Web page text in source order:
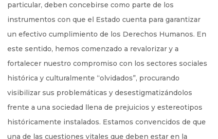
particular, deben concebirse como parte de los
instrumentos con que el Estado cuenta para garantizar
un efectivo cumplimiento de los Derechos Humanos. En
este sentido, hemos comenzado a revalorizar y a
fortalecer nuestro compromiso con los sectores sociales
histórica y culturalmente “olvidados”, procurando
visibilizar sus problemáticas y desestigmatizándolos
frente a una sociedad llena de prejuicios y estereotipos
históricamente instalados. Estamos convencidos de que
una de las cuestiones vitales que deben estar en la